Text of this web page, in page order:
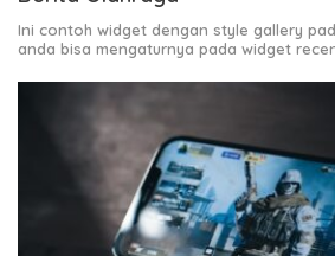
Ini contoh widget dengan style gallery
anda bisa mengaturnya pada widget